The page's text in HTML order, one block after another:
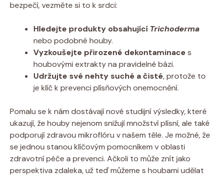
bezpečí, vezměte si to k srdci:
Hledejte produkty obsahující Trichoderma
nebo podobné houby.
Vyzkoušejte přirozené dekontaminace s
houbovými extrakty na pravidelné bázi.
Udržujte své nehty suché a čisté, protože to
je klíč k prevenci plísňových onemocnění.
Pomalu se k nám dostávají nové studijní výsledky, které
ukazují, že houby nejenom snižují množství plísní, ale také
podporují zdravou mikroflóru v našem těle. Je možné, že
se jednou stanou klíčovým pomocníkem v oblasti
zdravotní péče a prevenci. Ačkoli to může znít jako
perspektiva zdaleka, už teď můžeme s houbami udělat